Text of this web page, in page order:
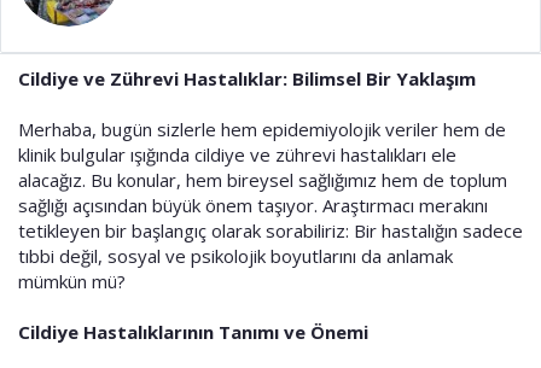
a
i
Cildiye ve Zührevi Hastalıklar: Bilimsel Bir Yaklaşım
Merhaba, bugün sizlerle hem epidemiyolojik veriler hem de
klinik bulgular ışığında cildiye ve zührevi hastalıkları ele
alacağız. Bu konular, hem bireysel sağlığımız hem de toplum
sağlığı açısından büyük önem taşıyor. Araştırmacı merakını
tetikleyen bir başlangıç olarak sorabiliriz: Bir hastalığın sadece
tıbbi değil, sosyal ve psikolojik boyutlarını da anlamak
mümkün mü?
Cildiye Hastalıklarının Tanımı ve Önemi